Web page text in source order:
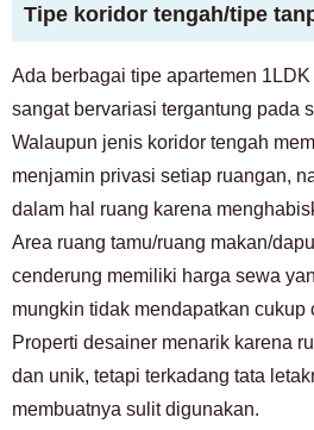
Tipe koridor tengah/tipe
Ada berbagai tipe apartemen
sangat bervariasi tergantung pada
Walaupun jenis koridor tengah
menjamin privasi setiap ruangan,
dalam hal ruang karena
Area ruang tamu/ruang makan/
cenderung memiliki harga sewa
mungkin tidak mendapatkan cukup
Properti desainer menarik karena
dan unik, tetapi terkadang tata
membuatnya sulit digunakan.